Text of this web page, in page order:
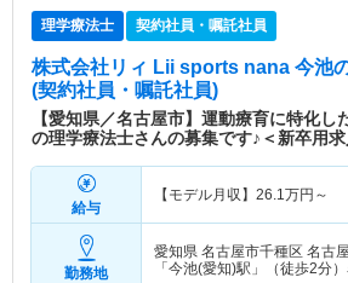
理学療法士 契約社員・嘱託社員
株式会社リィ Lii sports nana 今池
(契約社員・嘱託社員)
【愛知県／名古屋市】運動療育に特化し
の理学療法士さんの募集です♪＜新卒用求
給与
【モデル月収】 26.1万円～
勤務地
愛知県 名古屋市千種区 名古
「今池(愛知)駅」（徒歩2分